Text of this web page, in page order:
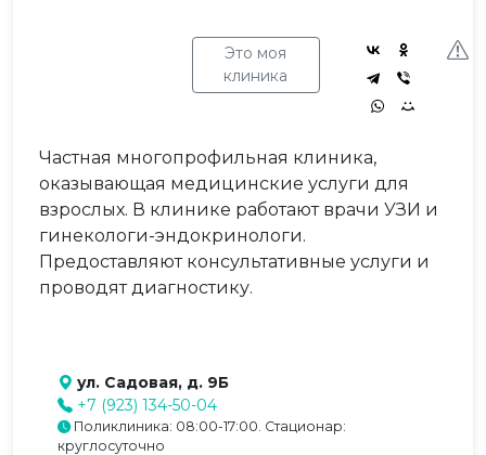
Это моя
клиника
Частная многопрофильная клиника,
оказывающая медицинские услуги для
взрослых. В клинике работают врачи УЗИ и
гинекологи-эндокринологи.
Предоставляют консультативные услуги и
проводят диагностику.
ул. Садовая, д. 9Б
+7 (923) 134-50-04
Поликлиника: 08:00-17:00. Стационар:
круглосуточно